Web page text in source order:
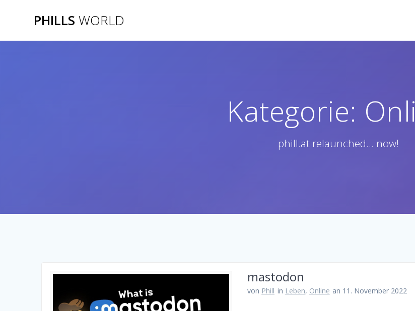
PHILLS WORLD
Kategorie:
phill.at relaunched... now!
mastodon
von Phill in Leben, Online an 11. November 2022